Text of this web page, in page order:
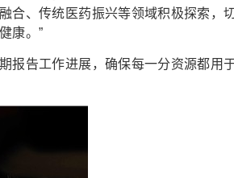
合、传统医药振兴等领域积极探索，
康。”
告工作进展，确保每一分资源都用